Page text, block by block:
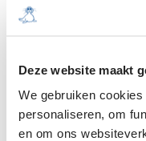
Deze website maakt
We gebruiken
personaliseren, om
en om ons